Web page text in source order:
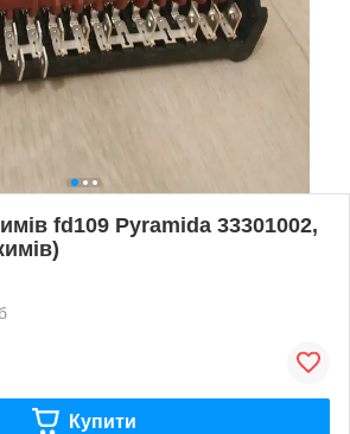
fd109 Pyramida 33301002,
Купити